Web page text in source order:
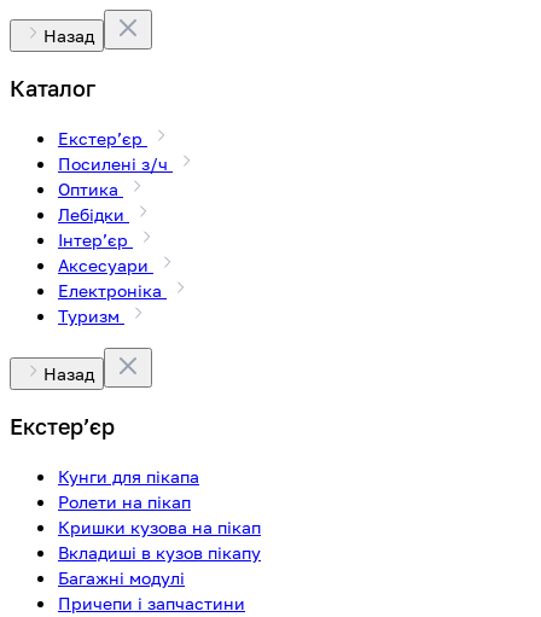
Назад
Каталог
Екстерʼєр
Посилені з/ч
Оптика
Лебідки
Інтерʼєр
Аксесуари
Електроніка
Туризм
Назад
Екстерʼєр
Кунги для пікапа
Ролети на пікап
Кришки кузова на пікап
Вкладиші в кузов пікапу
Багажні модулі
Причепи і запчастини